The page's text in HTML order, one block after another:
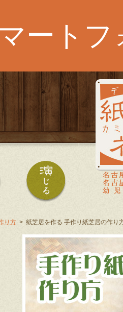
ート
紙芝居を知る 紙芝居を演じる
り方 紙芝居を作る 手作り紙芝居の作り